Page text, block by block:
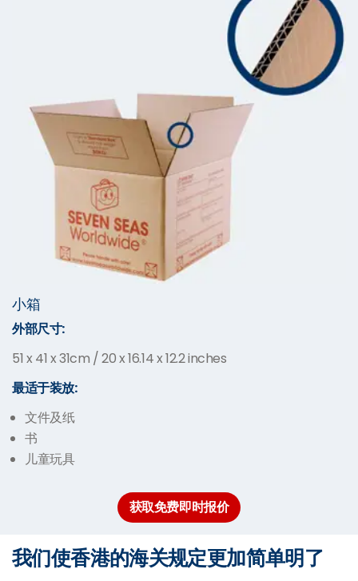
小箱
外部尺寸:
51 x 41 x 31cm / 20 x 16.14 x 12.2 inches
最适于装放:
文件及纸
书
儿童玩具
获取免费即时报价
我们使香港的海关规定更加简单明了